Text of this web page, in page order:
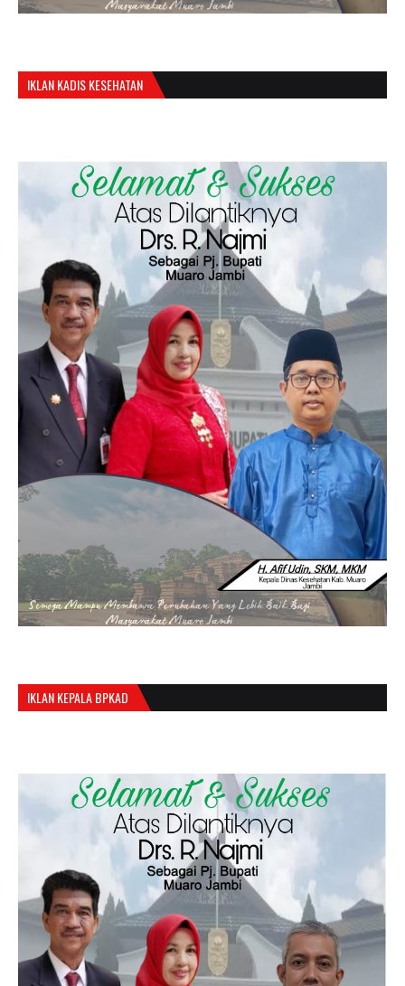
IKLAN KADIS KESEHATAN
IKLAN KEPALA BPKAD